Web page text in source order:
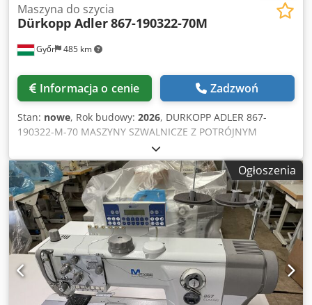
Győr 485 km
Maszyna do szycia
Dürkopp Adler867-190322-70M
Informacja o cenie Zadzwoń
Stan: nowe, Rok budowy: 2026, DURKOPP ADLER 867-
190322-M-70 MASZYNY SZWALNICZE Z POTRÓJNYM
TRANSPORTEM (WALKING FOOT) -1 igła -3 transport -W
pełni automatyczna -70 cm Doskonała technologia szycia w
połączeniu z wydajnym i energooszczędnym napędem
bezpośrednim DC Direct Drive. ECO i CLASSIC to wyraźnie
określone poziomy funkcjonalności i możliwości rozbudowy
wszystkich maszyn z platformy M-TYPE. ECO oznacza
doskonałe rezultaty szycia, konstrukcję wymagającą
minimalnej konserwacji oraz nowoczesny design bez
automatycznych funkcji, takich jak obcinanie nici,
podnoszenie stopki czy rygiel wsteczny. CLASSIC Goldline
to maszyny oferujące najwyższy poziom wygody i
Ogłoszenia